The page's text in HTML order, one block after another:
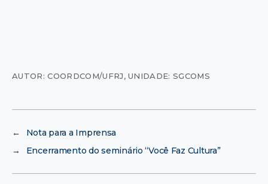
AUTOR: COORDCOM/UFRJ,UNIDADE: SGCOMS
←
Nota para a Imprensa
→
Encerramento do seminário “Você Faz Cultura”